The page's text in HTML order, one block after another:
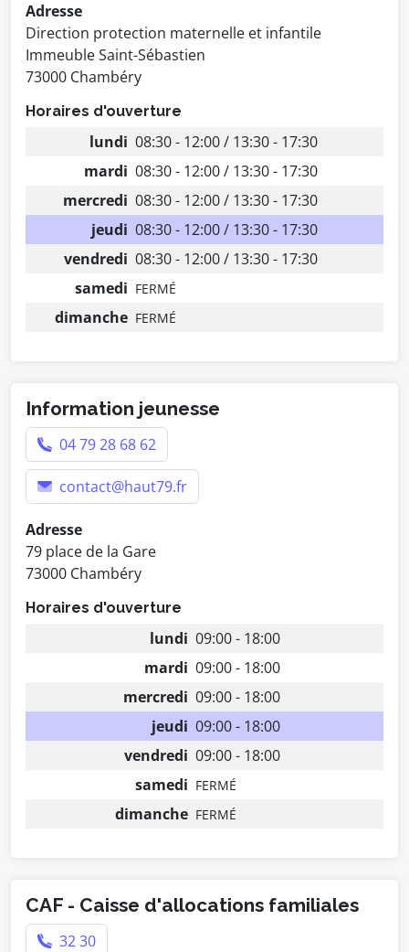
Adresse
Direction protection maternelle et infantile
Immeuble Saint-Sébastien
73000 Chambéry
Horaires d'ouverture
lundi 08:30 - 12:00 / 13:30 - 17:30
mardi 08:30 - 12:00 / 13:30 - 17:30
mercredi 08:30 - 12:00 / 13:30 - 17:30
jeudi 08:30 - 12:00 / 13:30 - 17:30
vendredi 08:30 - 12:00 / 13:30 - 17:30
samedi FERMÉ
dimanche FERMÉ
Information jeunesse
04 79 28 68 62
contact@haut79.fr
Adresse
79 place de la Gare
73000 Chambéry
Horaires d'ouverture
lundi 09:00 - 18:00
mardi 09:00 - 18:00
mercredi 09:00 - 18:00
jeudi 09:00 - 18:00
vendredi 09:00 - 18:00
samedi FERMÉ
dimanche FERMÉ
CAF - Caisse d'allocations familiales
32 30